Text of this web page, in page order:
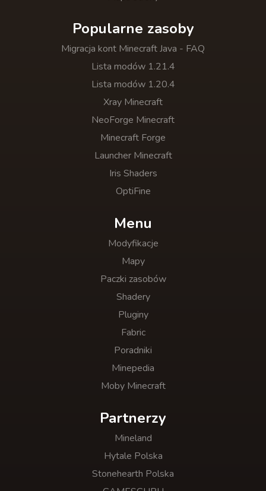
Popularne zasoby
Migracja kont Minecraft Java - FAQ
Lista modów 1.21.4
Lista modów 1.20.4
Xray Minecraft
NeoForge Minecraft
Minecraft Forge
Launcher Minecraft
Iris Shaders
OptiFine
Menu
Modyfikacje
Mapy
Paczki zasobów
Shadery
Pluginy
Fabric
Poradniki
Minepedia
Moby Minecraft
Partnerzy
Mineland
Hytale Polska
Stonehearth Polska